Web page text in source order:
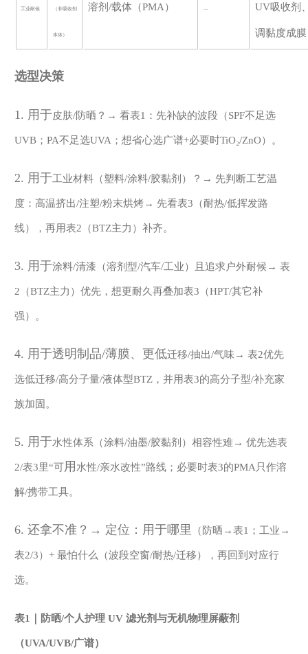
工业耐候 （非吸收剂
本体）
溶剂/载体（PMA） — UV吸收剂
调黏度成膜
选型决策
1. 用于皮肤/防晒？→ 看表1：先补缺的波段（SPF不足选
UVB；PA不足选UVA；想省心选广谱+必要时TiO₂/ZnO）。
2. 用于工业材料（塑料/涂料/胶黏剂）？→ 先判断工艺温
度：高温挤出/注塑/粉末烘烤→ 先看表3（耐热/低挥发路
线），再用表2（BTZ主力）补齐。
3. 用于涂料/清漆（溶剂型/汽车/工业）且追求户外耐候→ 表
2（BTZ主力）优先，想更耐久再叠加表3（HPT/其它补
强）。
4. 用于透明制品/薄膜、 更低迁移/抽出/气味→ 表2优先
选低迁移/高分子量/液体型BTZ，并用表3的高分子型/补充家
族加固。
5. 用于水性体系（涂料/油墨/胶黏剂）相容性难→ 优先选表
2/表3里“可用 水性/亲水改性”路线；必要时表3的PMA只作溶
解/携带工具。
6. 还拿不准？→ 定位： 用于哪里 （防晒 →表1；工业→
表2/3）+ 最怕什么（波段空窗/耐热/迁移），再回到对应行
选。
表1｜防晒/个人护理 UV 滤光剂与无机物理屏蔽剂
（UVA/UVB/广谱）